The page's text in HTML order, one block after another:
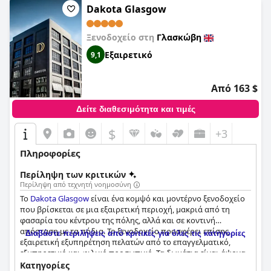
των κριτικών επαινεί τα κρεβάτια ως πολύ άνετα. Τέλος, το
ξενοδοχείο προσφέρει ασφαλείς και εκπτωτικές επιλογές
στάθμευσης σε κοντινή απόσταση, καθιστώντας το
παρκάρισμα μια βολική εμπειρία για τους επισκέπτες.
Dakota Glasgow
Ξενοδοχείο στη Γλασκώβη
9,1 Εξαιρετικό
Από 163 $
Δείτε διαθεσιμότητα και τιμές
$ +3
Πληροφορίες
Περίληψη των κριτικών
Περίληψη από τεχνητή νοημοσύνη
Το Dakota Glasgowείναι ένα κομψό και μοντέρνο ξενοδοχείο
που βρίσκεται σε μια εξαιρετική περιοχή, μακριά από τη
φασαρία του κέντρου της πόλης, αλλά και σε κοντινή
απόσταση με τα πόδια. Το ξενοδοχείο προσφέρει επίσης
εξαιρετική εξυπηρέτηση πελατών από το επαγγελματικό,
εξυπηρετικό και φιλικό προσωπικό. Τα δωμάτια είναι άψογα
καθαρά, ευρύχωρα και άνετα με κορυφαία κλινοσκεπάσματα
Διαβάστε περιλήψεις από κριτικές για όλες τις κατηγορίες
Κατηγορίες